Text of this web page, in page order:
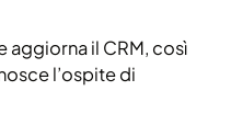
aggiorna il CRM, così
l’ospite di